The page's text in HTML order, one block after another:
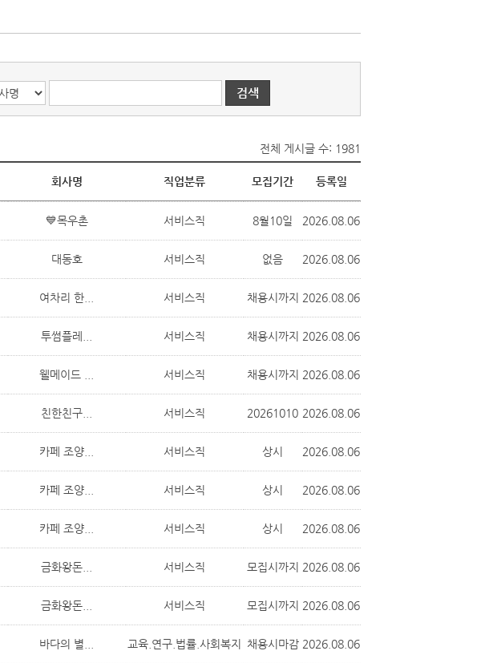
전체 게시글 수: 1981
회사명 직업분류 모집기간 등록일
💙목우촌 서비스직 8월10일 2026.08.06
대동호 서비스직 없음 2026.08.06
여차리 한... 서비스직 채용시까지 2026.08.06
투썸플레... 서비스직 채용시까지 2026.08.06
웰메이드 ... 서비스직 채용시까지 2026.08.06
친한친구... 서비스직 20261010 2026.08.06
카페 조양... 서비스직 상시 2026.08.06
카페 조양... 서비스직 상시 2026.08.06
카페 조양... 서비스직 상시 2026.08.06
금화왕돈... 서비스직 모집시까지 2026.08.06
금화왕돈... 서비스직 모집시까지 2026.08.06
바다의 별... 교육.연구.법률.사회복지 채용시마감 2026.08.06